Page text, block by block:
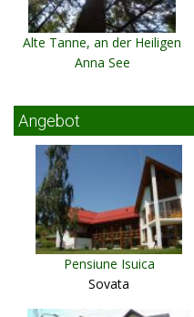
Alte Tanne, an der Heiligen
Anna See
Angebot
Pensiune Isuica
Sovata